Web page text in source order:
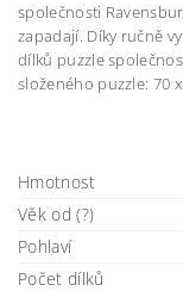
společnosti
zapadají. Díky ručně
dílků puzzle
složeného puzzle: 70
Hmotnost
Věk od (?)
Pohlaví
Počet dílků